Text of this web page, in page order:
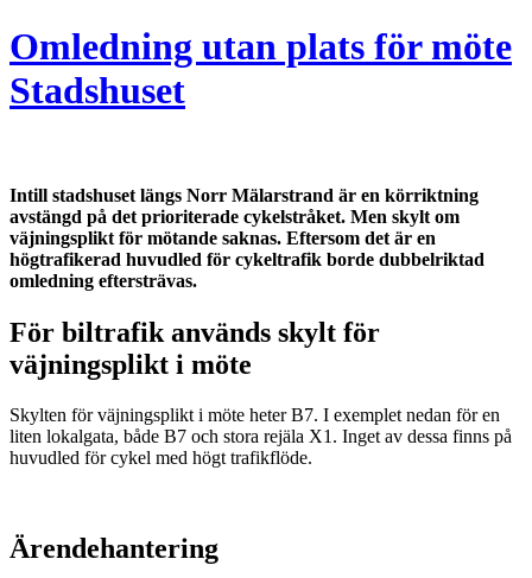
Omledning utan plats för möte
Stadshuset
Intill stadshuset längs Norr Mälarstrand är en körriktning
avstängd på det prioriterade cykelstråket. Men skylt om
väjningsplikt för mötande saknas. Eftersom det är en
högtrafikerad huvudled för cykeltrafik borde dubbelriktad
omledning eftersträvas.
För biltrafik används skylt för
väjningsplikt i möte
Skylten för väjningsplikt i möte heter B7. I exemplet nedan för en
liten lokalgata, både B7 och stora rejäla X1. Inget av dessa finns på
huvudled för cykel med högt trafikflöde.
Ärendehantering